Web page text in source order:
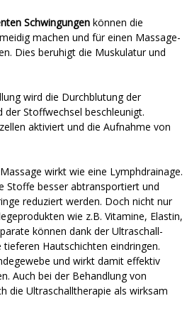
Schwingungen können die
machen und für einen Massage-
Dies beruhigt die Muskulatur und
wird die Durchblutung der
Stoffwechsel beschleunigt.
aktiviert und die Aufnahme von
wirkt wie eine Lymphdrainage.
Stoffe besser abtransportiert und
reduziert werden. Doch nicht nur
wie z.B. Vitamine, Elastin,
können dank der Ultraschall-
Hautschichten eindringen.
und wirkt damit effektiv
Auch bei der Behandlung von
die Ultraschalltherapie als wirksam